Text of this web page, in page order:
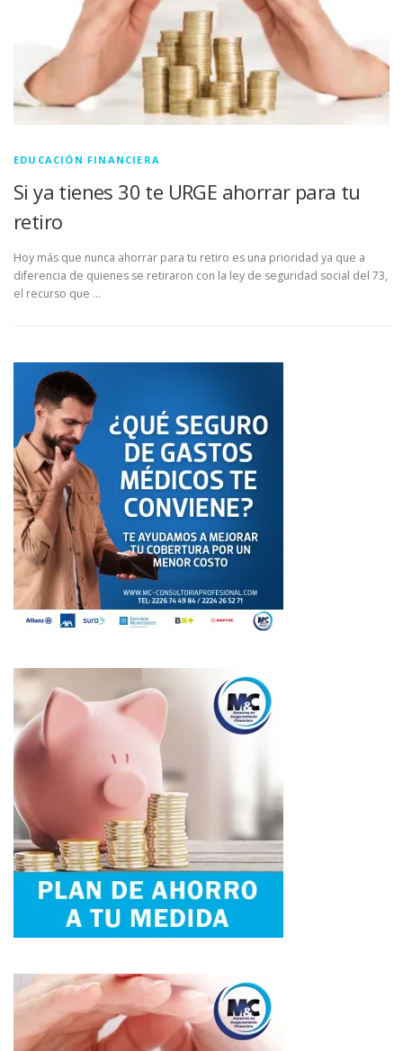
EDUCACIÓN FINANCIERA
Si ya tienes 30 te URGE ahorrar para tu
retiro
Hoy más que nunca ahorrar para tu retiro es una prioridad ya que a
diferencia de quienes se retiraron con la ley de seguridad social del 73,
el recurso que …